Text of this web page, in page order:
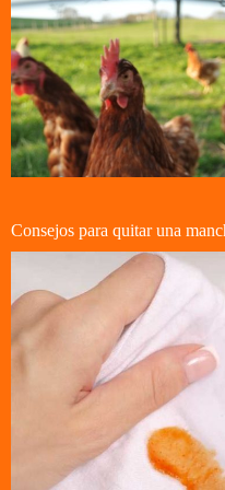
Consejos para quitar una